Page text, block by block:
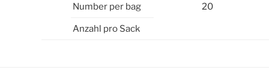
20
Number per bag
Anzahl pro Sack